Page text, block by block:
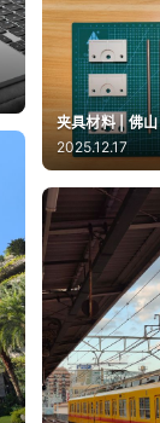
夹具材料 | 佛山
2025.12.17